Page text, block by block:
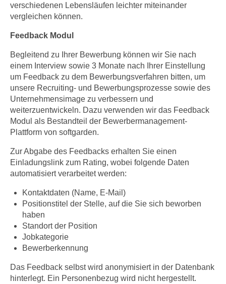
verschiedenen Lebensläufen leichter miteinander
vergleichen können.
Feedback Modul
Begleitend zu Ihrer Bewerbung können wir Sie nach
einem Interview sowie 3 Monate nach Ihrer Einstellung
um Feedback zu dem Bewerbungsverfahren bitten, um
unsere Recruiting- und Bewerbungsprozesse sowie des
Unternehmensimage zu verbessern und
weiterzuentwickeln. Dazu verwenden wir das Feedback
Modul als Bestandteil der Bewerbermanagement-
Plattform von softgarden.
Zur Abgabe des Feedbacks erhalten Sie einen
Einladungslink zum Rating, wobei folgende Daten
automatisiert verarbeitet werden:
Kontaktdaten (Name, E-Mail)
Positionstitel der Stelle, auf die Sie sich beworben
haben
Standort der Position
Jobkategorie
Bewerberkennung
Das Feedback selbst wird anonymisiert in der Datenbank
hinterlegt. Ein Personenbezug wird nicht hergestellt.